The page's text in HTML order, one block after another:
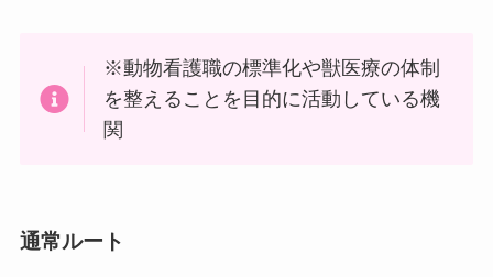
※動物看護職の標準化や獣医療の体制
を整えることを目的に活動している機
関
通常ルート